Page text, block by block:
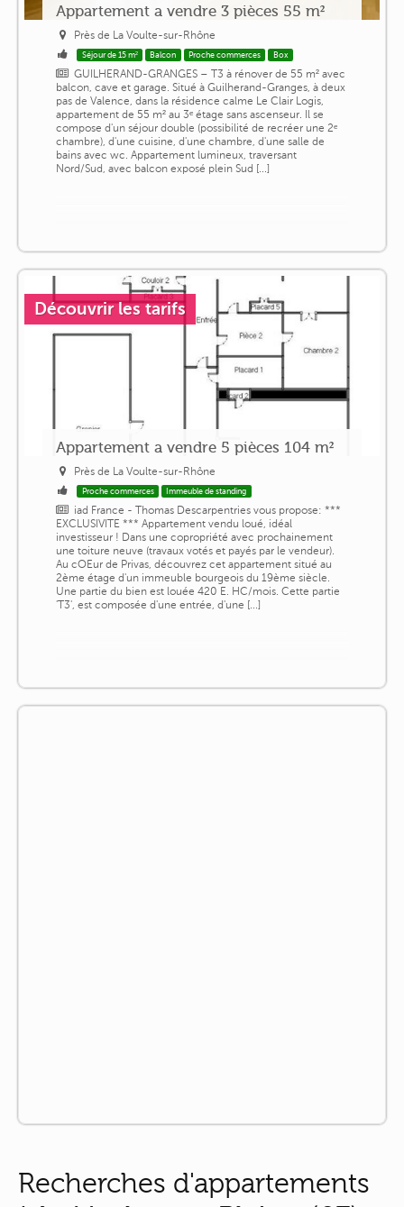
Appartement a vendre 3 pièces 55 m²
Près de La Voulte-sur-Rhône
Séjour de 15 m² Balcon Proche commerces Box
GUILHERAND-GRANGES – T3 à rénover de 55 m² avec
balcon, cave et garage. Situé à Guilherand-Granges, à deux
pas de Valence, dans la résidence calme Le Clair Logis,
appartement de 55 m² au 3ᵉ étage sans ascenseur. Il se
compose d'un séjour double (possibilité de recréer une 2ᵉ
chambre), d'une cuisine, d'une chambre, d'une salle de
bains avec wc. Appartement lumineux, traversant
Nord/Sud, avec balcon exposé plein Sud [...]
Découvrir les tarifs
Appartement a vendre 5 pièces 104 m²
Près de La Voulte-sur-Rhône
Proche commerces Immeuble de standing
iad France - Thomas Descarpentries vous propose: ***
EXCLUSIVITE *** Appartement vendu loué, idéal
investisseur ! Dans une copropriété avec prochainement
une toiture neuve (travaux votés et payés par le vendeur).
Au cOEur de Privas, découvrez cet appartement situé au
2ème étage d'un immeuble bourgeois du 19ème siècle.
Une partie du bien est louée 420 E. HC/mois. Cette partie
'T3', est composée d'une entrée, d'une [...]
Recherches d'appartements